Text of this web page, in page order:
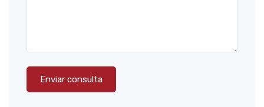
Enviar consulta